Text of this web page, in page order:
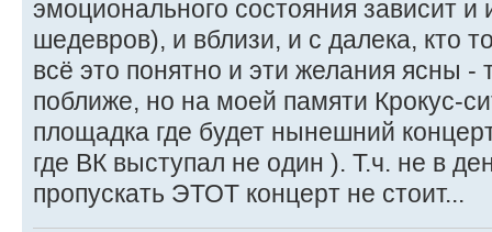
эмоционального состояния зависит и
шедевров), и вблизи, и с далека, кто
всё это понятно и эти желания ясны -
поближе, но на моей памяти Крокус-
площадка где будет нынешний
где ВК выступал не один ). Т.ч. не в
пропускать ЭТОТ концерт не стоит...